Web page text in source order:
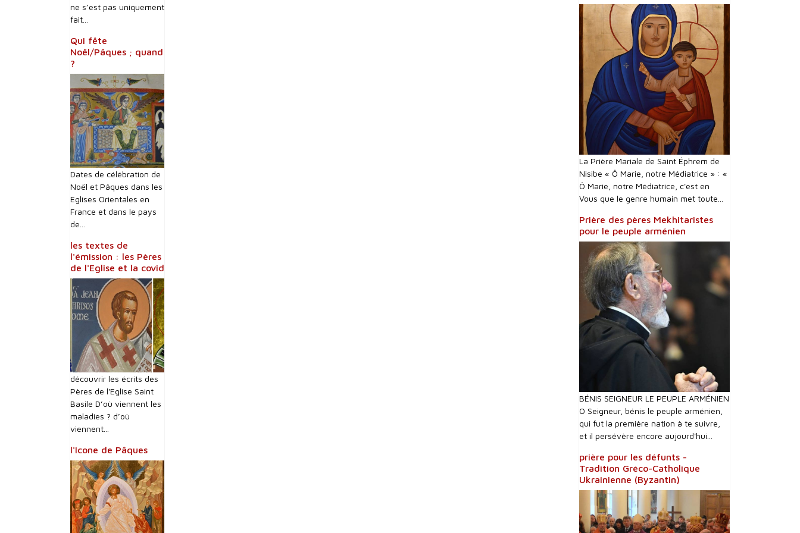
ne s’est pas uniquement
fait...
Qui fête
Noël/Pâques ; quand
?
Dates de célébration de
Noël et Pâques dans les
Eglises Orientales en
France et dans le pays
de...
les textes de
l'émission : les Pères
de l'Eglise et la covid
découvrir les écrits des
Pères de l'Eglise Saint
Basile D’où viennent les
maladies ? d’où
viennent...
l'Icone de Pâques
La Prière Mariale de Saint Éphrem de
Nisibe « Ô Marie, notre Médiatrice » : «
Ô Marie, notre Médiatrice, c'est en
Vous que le genre humain met toute...
Prière des pères Mekhitaristes
pour le peuple arménien
BÉNIS SEIGNEUR LE PEUPLE ARMÉNIEN
O Seigneur, bénis le peuple arménien,
qui fut la première nation à te suivre,
et il persévère encore aujourd'hui...
prière pour les défunts -
Tradition Gréco-Catholique
Ukrainienne (Byzantin)